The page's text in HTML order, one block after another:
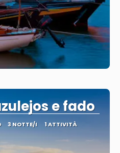
e fado
3 NOTTE/I 1 ATTIVITÀ